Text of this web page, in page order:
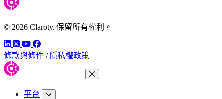
© 2026 Claroty. 保留所有權利。
LinkedIn
TwitterYouTube
Facebook
條款與條件 / 隱私權政策
平台